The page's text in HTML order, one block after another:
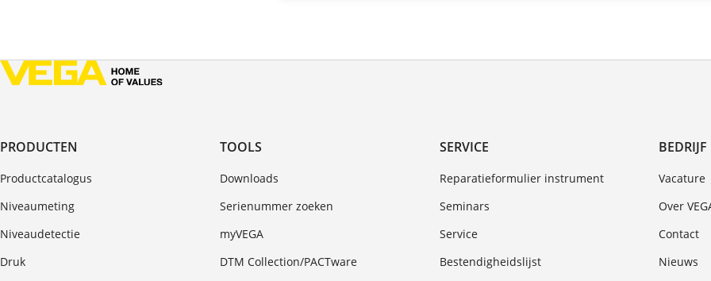
PRODUCTEN
Productcatalogus
Niveaumeting
Niveaudetectie
Druk
TOOLS
Downloads
Serienummer zoeken
myVEGA
DTM Collection/PACTware
SERVICE
Reparatieformulier instrument
Seminars
Service
Bestendigheidslijst
BEDRIJF
Vacature
Over
Contact
Nieuws